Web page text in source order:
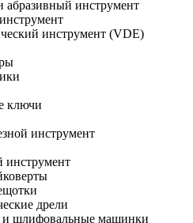
инструмент
инструмент (VDE)
ключи
инструмент
инструмент
дрели
и шлифовальные машинки